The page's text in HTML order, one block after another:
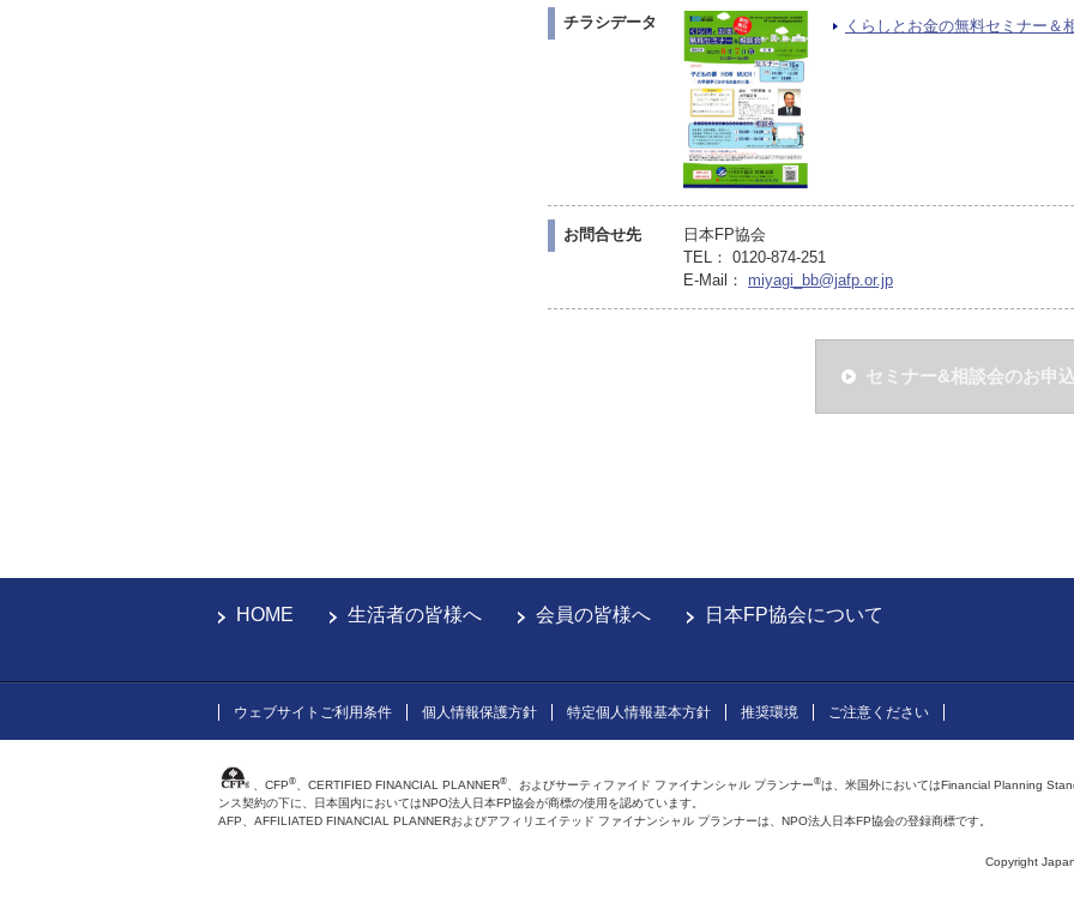
チラシデータ くらしとお金の無料セミナー＆
お問合せ先
日本FP協会
TEL： 0120-874-251
E-Mail： miyagi_bb@jafp.or.jp
セミナー&相談会のお申
HOME 生活者の皆様へ 会員の皆様へ 日本FP協会について
ウェブサイトご利用条件 個人情報保護方針 特定個人情報基本方針 推奨環境 ご注意ください
、CFP®、CERTIFIED FINANCIAL PLANNER®、およびサーティファイド ファイナンシャル プランナー®は、米国外においてはFinancial Planning
ンス契約の下に、日本国内においてはNPO法人日本FP協会が商標の使用を認めています。
AFP、AFFILIATED FINANCIAL PLANNERおよびアフィリエイテッド ファイナンシャル プランナーは、NPO法人日本FP協会の登録商標です。
Copyright